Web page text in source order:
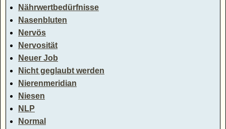
Nährwertbedürfnisse
Nasenbluten
Nervös
Nervosität
Neuer Job
Nicht geglaubt werden
Nierenmeridian
Niesen
NLP
Normal